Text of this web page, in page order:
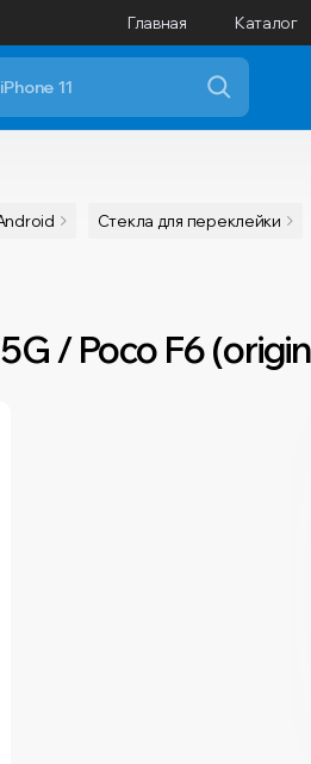
Главная Каталог
Cтекла для переклейки
/ Poco F6